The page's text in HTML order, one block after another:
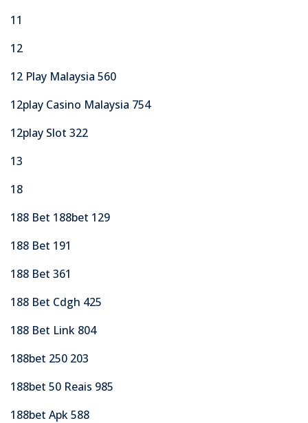
11
12
12 Play Malaysia 560
12play Casino Malaysia 754
12play Slot 322
13
18
188 Bet 188bet 129
188 Bet 191
188 Bet 361
188 Bet Cdgh 425
188 Bet Link 804
188bet 250 203
188bet 50 Reais 985
188bet Apk 588